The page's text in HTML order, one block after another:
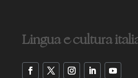
Lingua e cultura